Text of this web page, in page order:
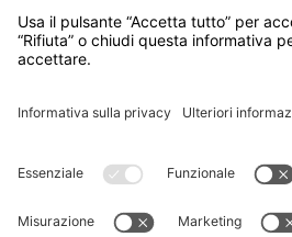
Mauritius Messico Namibia
Polinesia Francese
Sudafrica Tanzania Thailandia
SEDI
(sede operativa)